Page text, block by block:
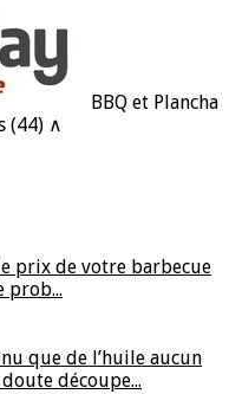
BBQ et Plancha
(44) ∧
prix de votre barbecue
prob...
que de l’huile aucun
découpe...